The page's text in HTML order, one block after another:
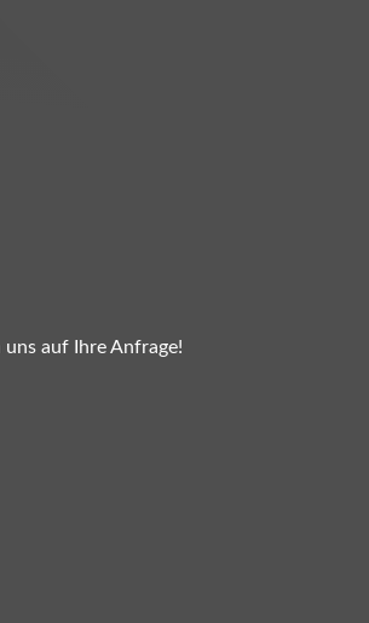
auf Ihre Anfrage!